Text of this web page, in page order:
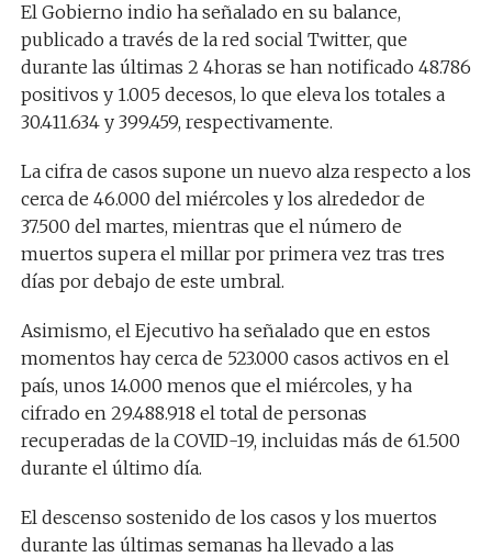
El Gobierno indio ha señalado en su balance,
publicado a través de la red social Twitter, que
durante las últimas 2 4horas se han notificado 48.786
positivos y 1.005 decesos, lo que eleva los totales a
30.411.634 y 399.459, respectivamente.
La cifra de casos supone un nuevo alza respecto a los
cerca de 46.000 del miércoles y los alrededor de
37.500 del martes, mientras que el número de
muertos supera el millar por primera vez tras tres
días por debajo de este umbral.
Asimismo, el Ejecutivo ha señalado que en estos
momentos hay cerca de 523.000 casos activos en el
país, unos 14.000 menos que el miércoles, y ha
cifrado en 29.488.918 el total de personas
recuperadas de la COVID-19, incluidas más de 61.500
durante el último día.
El descenso sostenido de los casos y los muertos
durante las últimas semanas ha llevado a las